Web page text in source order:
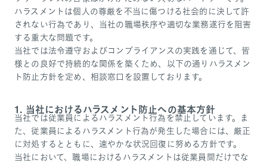
ハラスメントは個人の尊厳を不当に傷つける社会的に決して許
されない行為であり、当社の職場秩序や適切な業務遂行を阻害
する重大な問題です。
当社では法令遵守およびコンプライアンスの実践を通じて、皆
様との良好で持続的な関係を築くため、以下の通りハラスメン
ト防止方針を定め、相談窓口を設置しております。
当社におけるハラスメント防止への基本方針
当社では従業員によるハラスメント行為を禁止しています。ま
た、従業員によるハラスメント行為が発生した場合には、厳正
に対処するとともに、速やかな状況回復に努める方針です。
当社において、職場におけるハラスメントは従業員間だけでな